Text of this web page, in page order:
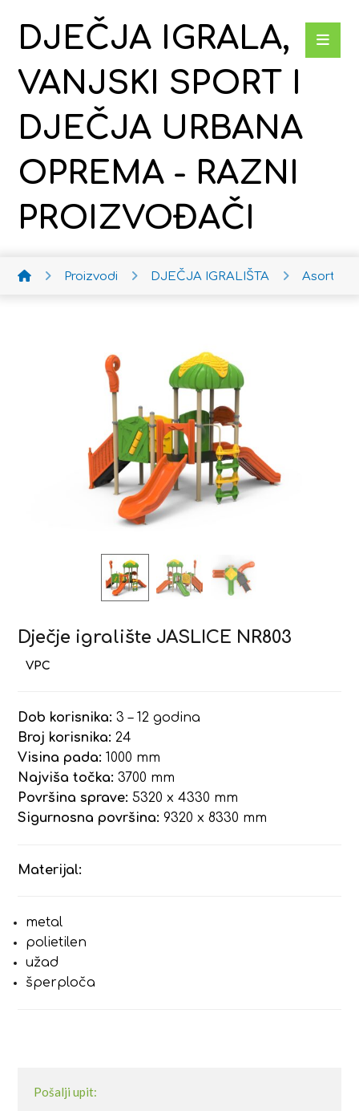
DJEČJA IGRALA,
VANJSKI SPORT I
DJEČJA URBANA
OPREMA - RAZNI
PROIZVOĐAČI
Proizvodi DJEČJA IGRALIŠTA
Dječje igralište JASLICE NR803
Dob korisnika: 3 – 12 godina
Broj korisnika: 24
Visina pada: 1000 mm
Najviša točka: 3700 mm
Površina sprave: 5320 x 4330 mm
Sigurnosna površina: 9320 x 8330 mm
Materijal:
metal
polietilen
užad
šperploča
Pošalji upit: